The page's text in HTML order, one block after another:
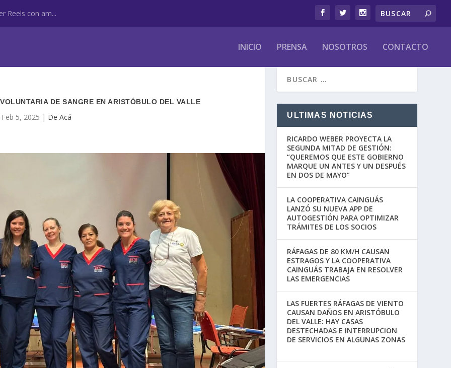
Reels con am...
INICIO PRENSA NOSOTROS CONTACTO
DE SANGRE EN ARISTÓBULO DEL VALLE
Feb 5, 2025 | De Acá ULTIMAS NOTICIAS
RICARDO WEBER PROYECTA LA
SEGUNDA MITAD DE GESTIÓN:
“QUEREMOS QUE ESTE GOBIERNO
MARQUE UN ANTES Y UN DESPUÉS
EN DOS DE MAYO”
LA COOPERATIVA CAINGUÁS
LANZÓ SU NUEVA APP DE
AUTOGESTIÓN PARA OPTIMIZAR
TRÁMITES DE LOS SOCIOS
RÁFAGAS DE 80 KM/H CAUSAN
ESTRAGOS Y LA COOPERATIVA
CAINGUÁS TRABAJA EN RESOLVER
LAS EMERGENCIAS
LAS FUERTES RÁFAGAS DE VIENTO
CAUSAN DAÑOS EN ARISTÓBULO
DEL VALLE: HAY CASAS
DESTECHADAS E INTERRUPCION
DE SERVICIOS EN ALGUNAS ZONAS